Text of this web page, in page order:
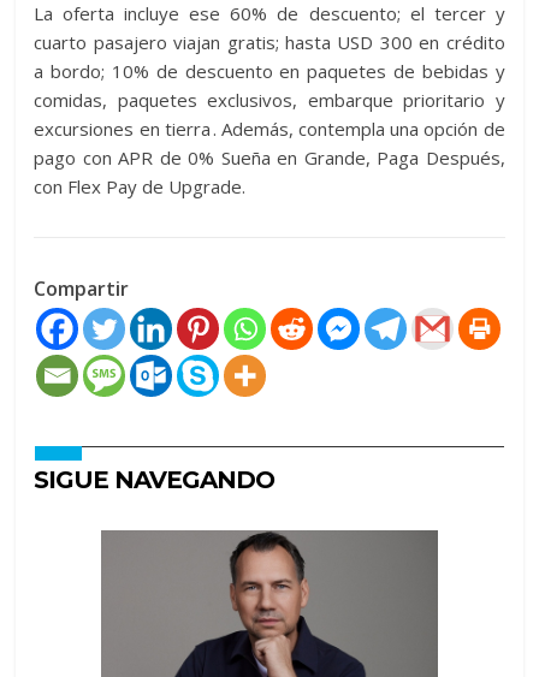
La oferta incluye ese 60% de descuento; el tercer y
cuarto pasajero viajan gratis; hasta USD 300 en crédito
a bordo; 10% de descuento en paquetes de bebidas y
comidas, paquetes exclusivos, embarque prioritario y
excursiones en tierra . Además, contempla una opción de
pago con APR de 0% Sueña en Grande, Paga Después,
con Flex Pay de Upgrade.
Compartir
SIGUE NAVEGANDO